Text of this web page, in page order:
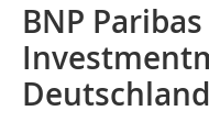
BNP